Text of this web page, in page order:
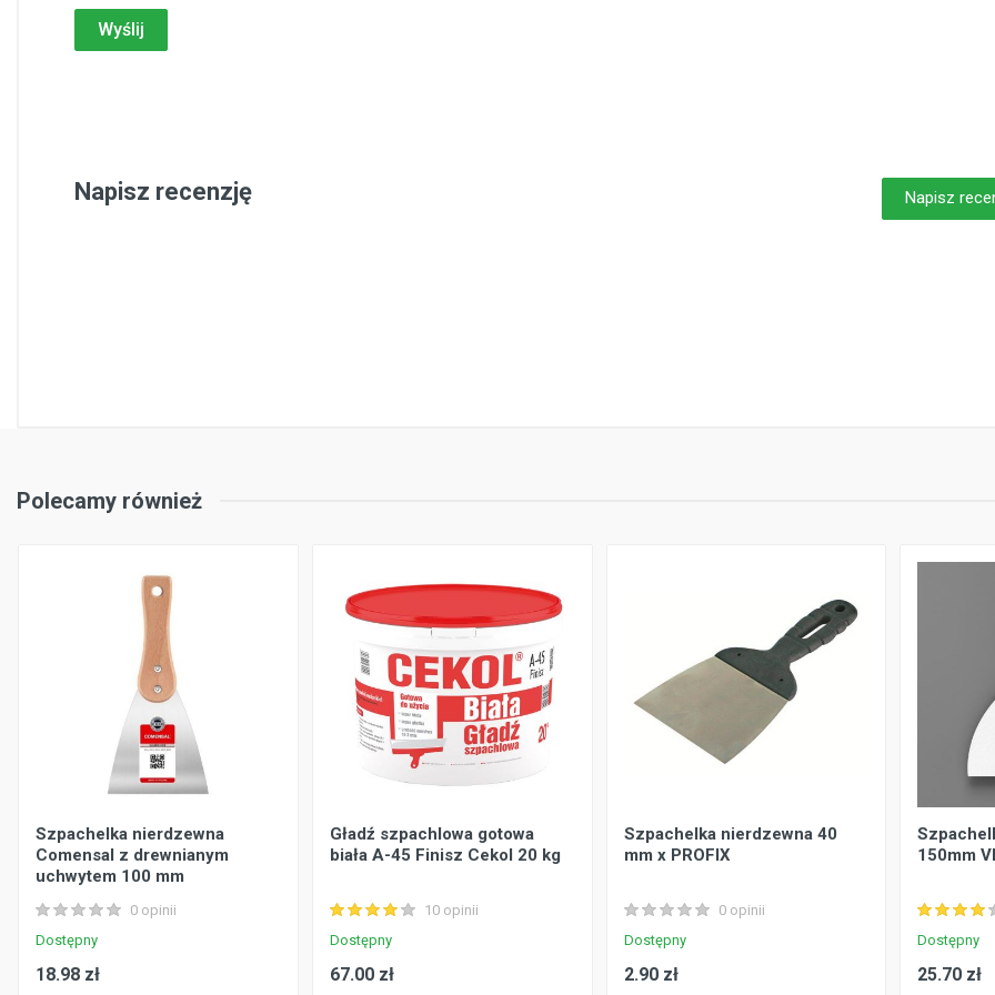
Wyślij
Napisz recenzję Napisz
Polecamy również
Szpachelka nierdzewna
Comensal z drewnianym
uchwytem 100 mm
0 opinii
Dostępny
18.98 zł
Gładź szpachlowa gotowa
biała A-45 Finisz Cekol 20 kg
10 opinii
Dostępny
67.00 zł
Szpachelka nierdzewna 40
mm x PROFIX
0 opinii
Dostępny
2.90 zł
150mm
Dostępny
25.70 zł